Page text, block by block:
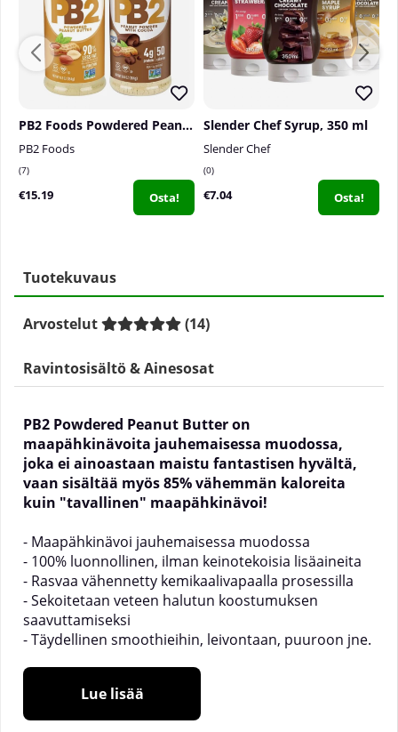
PB2 Foods Powdered Peanut Butter, 184 g
PB2 Foods
7
€15.19 Osta!
Slender Chef Syrup, 350 ml
Slender Chef
0
€7.04 Osta!
Tuotekuvaus
Arvostelut (14)
Ravintosisältö & Ainesosat
PB2 Powdered Peanut Butter on
maapähkinävoita jauhemaisessa muodossa,
joka ei ainoastaan maistu fantastisen hyvältä,
vaan sisältää myös 85% vähemmän kaloreita
kuin "tavallinen" maapähkinävoi!
- Maapähkinävoi jauhemaisessa muodossa
- 100% luonnollinen, ilman keinotekoisia lisäaineita
- Rasvaa vähennetty kemikaalivapaalla prosessilla
- Sekoitetaan veteen halutun koostumuksen
saavuttamiseksi
- Täydellinen smoothieihin, leivontaan, puuroon jne.
Mitä on PB2 Powdered Peanut Butter?
PB2 Powdered Peanut Butter on maapähkinävoita
jauhemaisessa muodossa, joka maistuu erittäin
Lue lisää